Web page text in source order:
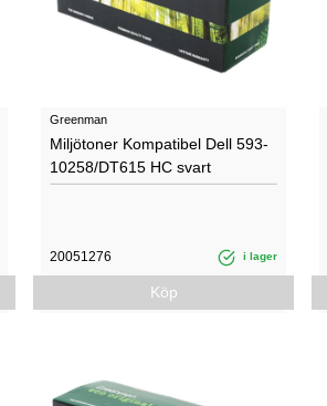
Greenman
Miljötoner Kompatibel Dell 593-
10258/DT615 HC svart
20051276 i lager
Köp